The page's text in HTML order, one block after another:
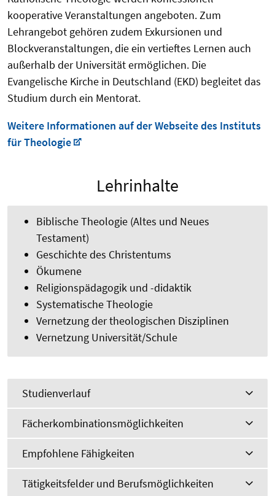
kooperative Veranstaltungen angeboten. Zum
Lehrangebot gehören zudem Exkursionen und
Blockveranstaltungen, die ein vertieftes Lernen auch
außerhalb der Universität ermöglichen. Die
Evangelische Kirche in Deutschland (EKD) begleitet das
Studium durch ein Mentorat.
Weitere Informationen auf der Webseite des Instituts
für Theologie
Lehrinhalte
Biblische Theologie (Altes und Neues
Testament)
Geschichte des Christentums
Ökumene
Religionspädagogik und -didaktik
Systematische Theologie
Vernetzung der theologischen Disziplinen
Vernetzung Universität/Schule
Studienverlauf
Fächerkombinationsmöglichkeiten
Empfohlene Fähigkeiten
Tätigkeitsfelder und Berufsmöglichkeiten